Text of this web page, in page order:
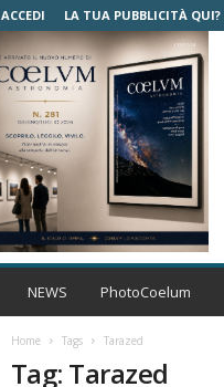
ACCEDI LA TUA PUBBLICITÀ QUI?
C
NEWS PhotoCoelum
Home Tags Tarazed
Tag: Tarazed